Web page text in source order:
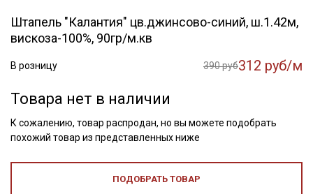
Штапель "Калантия" цв.джинсово-синий, ш.1.42м,
вискоза-100%, 90гр/м.кв
В розницу 390 руб312 руб/м
Товара нет в наличии
К сожалению, товар распродан, но вы можете подобрать
похожий товар из представленных ниже
ПОДОБРАТЬ ТОВАР